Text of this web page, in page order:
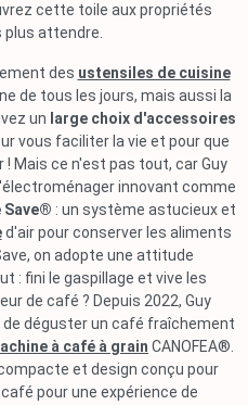
cette toile aux propriétés
attendre.
des ustensiles de cuisine
de tous les jours, mais aussi la
un large choix d'accessoires
vous faciliter la vie et pour que
Mais ce n'est pas tout, car Guy
innovant comme
Save® : un système astucieux et
d'air pour conserver les aliments
on adopte une attitude
: fini le gaspillage et vive les
de café ? Depuis 2022, Guy
déguster un café fraîchement
à café à grain CANOFEA®.
et design conçu pour
pour une expérience de